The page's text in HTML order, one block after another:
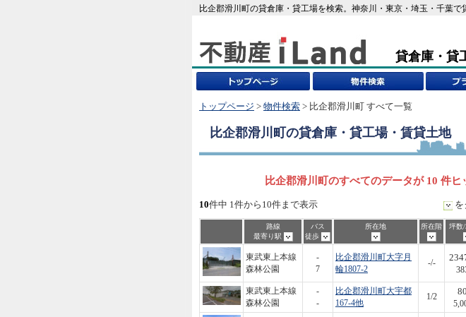
比企郡滑川町の貸倉庫・貸工場を検索。神奈川・東京・埼玉・千葉で
貸倉庫・貸
トップページ > 物件検索 > 比企郡滑川町 すべて一覧
比企郡滑川町 の貸倉庫・貸工場・賃貸土地
比企郡滑川町のすべてのデータが 10 件ヒ
10件中 1件から10件まで表示 を
路線
最寄り駅
バス
徒歩
所在地 所在階 坪数
東武東上本線
森林公園
-
7
比企郡滑川町大字月
輪1807-2
-/-
東武東上本線
森林公園
-
-
比企郡滑川町大宇都
167-4他
1/2
80